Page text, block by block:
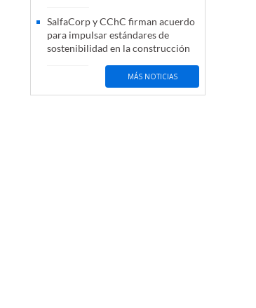
SalfaCorp y CChC firman acuerdo
para impulsar estándares de
sostenibilidad en la construcción
MÁS NOTICIAS